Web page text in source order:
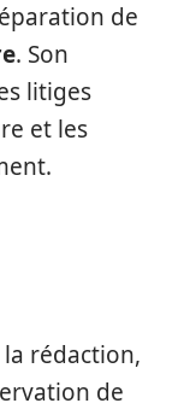
de
. Son
litiges
et les
rédaction,
de